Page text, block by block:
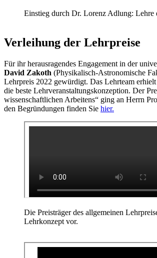
Einstieg durch Dr. Lorenz Adlung: Lehre
Verleihung der Lehrpreise
Für ihr herausragendes Engagement in der
David Zakoth (Physikalisch-Astronomische
Lehrpreis 2022 gewürdigt. Das Lehrteam
die beste Lehrveranstaltungskonzeption. Der
wissenschaftlichen Arbeitens“ ging an Herrn
den Begründungen finden Sie hier.
Die Preisträger des allgemeinen
Lehrkonzept vor.